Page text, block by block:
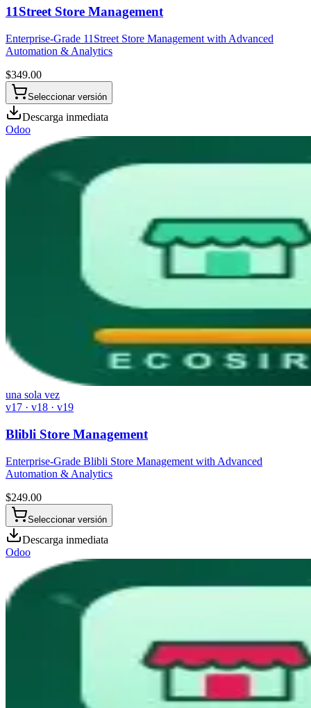
11Street Store Management
Enterprise-Grade 11Street Store Management with Advanced
Automation & Analytics
$349.00
Seleccionar versión
Descarga inmediata
Odoo
una sola vez
v17 · v18 · v19
Blibli Store Management
Enterprise-Grade Blibli Store Management with Advanced
Automation & Analytics
$249.00
Seleccionar versión
Descarga inmediata
Odoo